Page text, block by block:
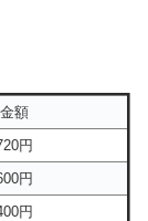
金額
円
円
円